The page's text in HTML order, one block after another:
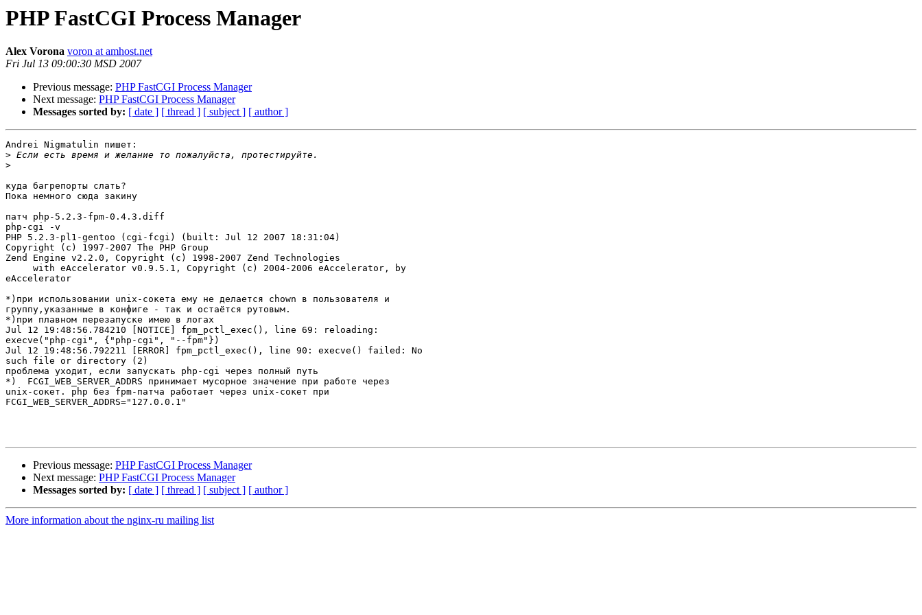
PHP FastCGI Process Manager
Alex Vorona voron at amhost.net
Fri Jul 13 09:00:30 MSD 2007
Previous message: PHP FastCGI Process Manager
Next message: PHP FastCGI Process Manager
Messages sorted by: [ date ] [ thread ] [ subject ] [ author ]
Andrei Nigmatulin пишет:
>
>
куда багрепорты слать?
Пока немного сюда закину
патч php-5.2.3-fpm-0.4.3.diff
php-cgi -v
PHP 5.2.3-pl1-gentoo (cgi-fcgi) (built: Jul 12 2007 18:31:04)
Copyright (c) 1997-2007 The PHP Group
Zend Engine v2.2.0, Copyright (c) 1998-2007 Zend Technologies
     with eAccelerator v0.9.5.1, Copyright (c) 2004-2006 eAccelerator, by
eAccelerator
*)при использовании unix-сокета ему не делается chown в пользователя и
группу,указанные в конфиге - так и остаётся рутовым.
*)при плавном перезапуске имею в логах
Jul 12 19:48:56.784210 [NOTICE] fpm_pctl_exec(), line 69: reloading:
execve("php-cgi", {"php-cgi", "--fpm"})
Jul 12 19:48:56.792211 [ERROR] fpm_pctl_exec(), line 90: execve() failed: No
such file or directory (2)
проблема уходит, если запускать php-cgi через полный путь
*)  FCGI_WEB_SERVER_ADDRS принимает мусорное значение при работе через
unix-сокет. php без fpm-патча работает через unix-сокет при
FCGI_WEB_SERVER_ADDRS="127.0.0.1"
Previous message: PHP FastCGI Process Manager
Next message: PHP FastCGI Process Manager
Messages sorted by: [ date ] [ thread ] [ subject ] [ author ]
More information about the nginx-ru mailing list